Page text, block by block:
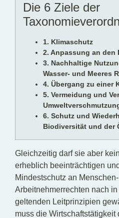
Die 6 Ziele der
1. Klimaschutz
2. Anpassung an den
3. Nachhaltige
Wasser- und Meeres
4. Übergang zu einer
5. Vermeidung und
6. Schutz und
Biodiversität und der
Gleichzeitig darf sie aber
erheblich beeinträchtigen
Mindestschutz an
Arbeitnehmerrechten nach
geltenden Leitprinzipien
muss die Wirtschaftstätigkeit